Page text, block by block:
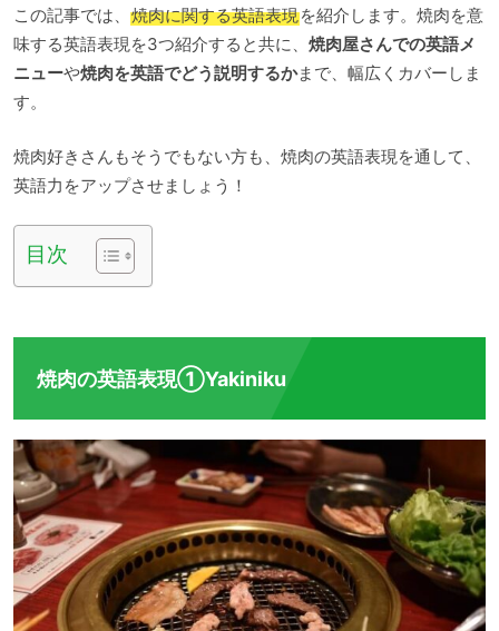
この記事では、 焼肉に関する英語表現を紹介します。焼肉を意
味する英語表現を3つ紹介すると共に、 焼肉屋さんでの英語メ
ニューや焼肉を英語でどう説明するかまで、幅広くカバーしま
す。
焼肉好きさんもそうでもない方も、焼肉の英語表現を通して、
英語力をアップさせましょう！
目次
焼肉の英語表現①Yakiniku